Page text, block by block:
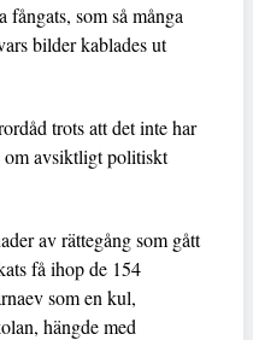
fångats, som så många
bilder kablades ut
trots att det inte har
om avsiktligt politiskt
av rättegång som gått
få ihop de 154
som en kul,
hängde med